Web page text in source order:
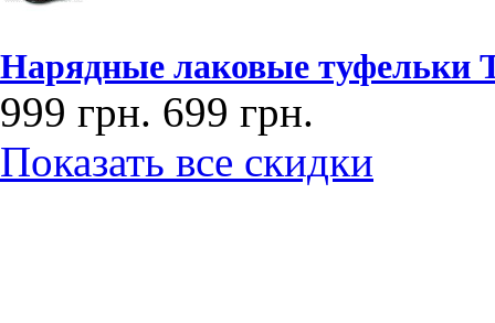
Нарядные лаковые
999 грн. 699 грн.
Показать все скидки